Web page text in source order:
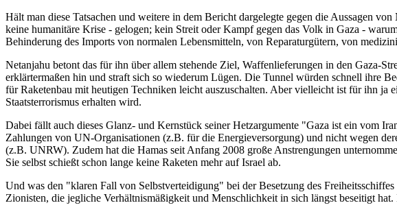
Hält man diese Tatsachen und weitere in dem Bericht dargelegte gegen die Aussagen
keine humanitäre Krise - gelogen; kein Streit oder Kampf gegen das Volk in Gaza -
Behinderung des Imports von normalen Lebensmitteln, von Reparaturgütern, von
Netanjahu betont das für ihn über allem stehende Ziel, Waffenlieferungen in den Gaza-
erklärtermaßen hin und straft sich so wiederum Lügen. Die Tunnel würden schnell ihre
für Raketenbau mit heutigen Techniken leicht auszuschalten. Aber vielleicht ist für ihn ja
Staatsterrorismus erhalten wird.
Dabei fällt auch dieses Glanz- und Kernstück seiner Hetzargumente "Gaza ist ein vom
Zahlungen von UN-Organisationen (z.B. für die Energieversorgung) und nicht wegen
(z.B. UNRW). Zudem hat die Hamas seit Anfang 2008 große Anstrengungen
Sie selbst schießt schon lange keine Raketen mehr auf Israel ab.
Und was den "klaren Fall von Selbstverteidigung" bei der Besetzung des
Zionisten, die jegliche Verhältnismäßigkeit und Menschlichkeit in sich längst beseitigt hat.